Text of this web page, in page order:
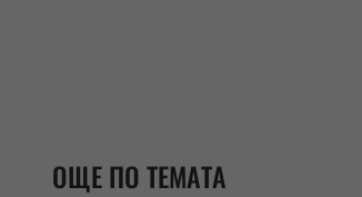
ОЩЕ ПО ТЕМАТА